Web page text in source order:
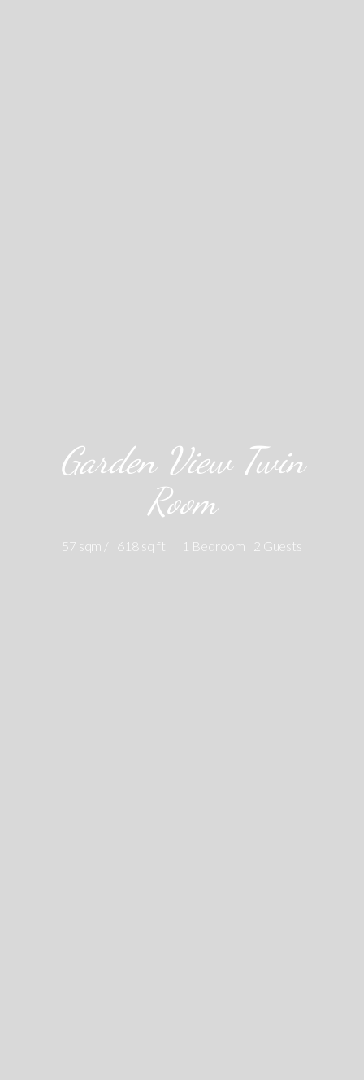
Garden View Twin
Room
57 sqm / 618 sq ft 1 Bedroom 2 Guests